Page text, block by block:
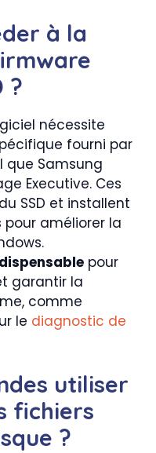
à la
?
nécessite
fourni par
que Samsung
Executive. Ces
SSD et installent
améliorer la
pour
garantir la
comme
le diagnostic de
utiliser
fichiers
?